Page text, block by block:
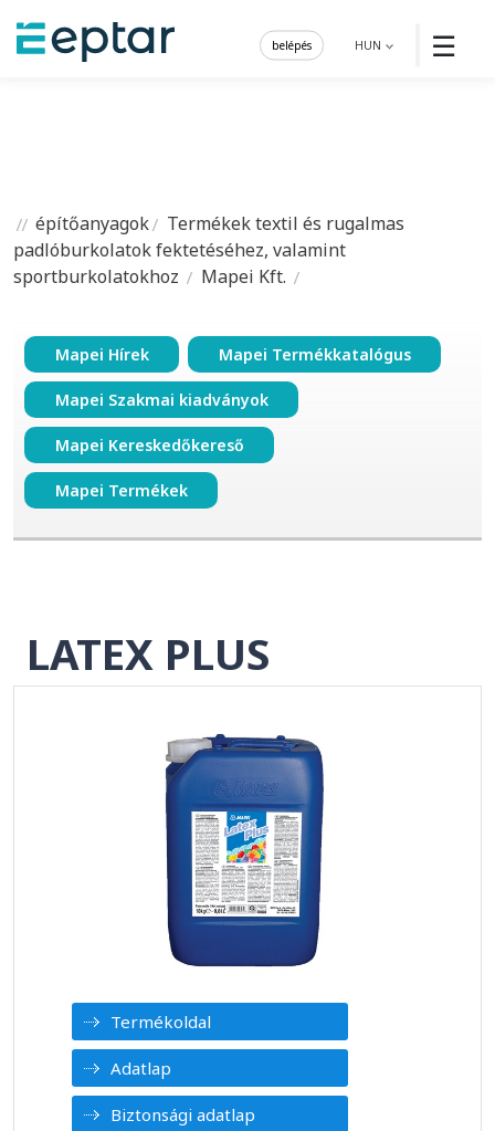
☰
HUN
belépés
építőanyagok
Termékek textil és rugalmas
padlóburkolatok fektetéséhez, valamint
sportburkolatokhoz
Mapei Kft.
Mapei Hírek Mapei Termékkatalógus
Mapei Szakmai kiadványok
Mapei Kereskedőkereső
Mapei Termékek
LATEX PLUS
Termékoldal
Adatlap
Biztonsági adatlap